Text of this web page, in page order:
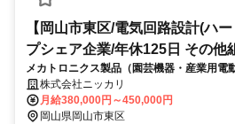
【岡山市東区/電気回路設計(ハ
プシェア企業/年休125日 その他
メカトロニクス製品（園芸機器・産業用電
設計を担っていただきます。次世代商品の
の高い職務です。
株式会社ニッカリ
月給380,000円～450,000円
岡山県岡山市東区